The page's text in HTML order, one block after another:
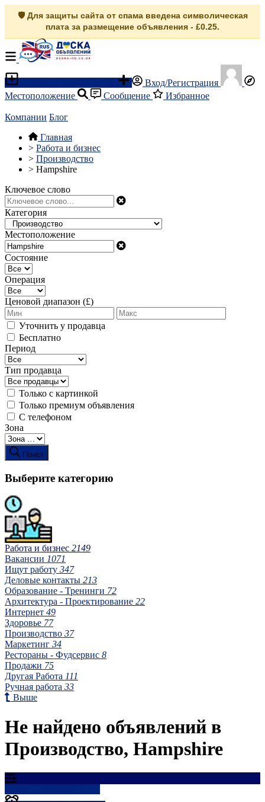
🛡️ Для защиты сайта от спама введена символическая
плата за размещение объявления - £0.25.
Вход/Регистрация
Местоположение
Сообщение Избранное
Компании Блог
Главная
> Работа и бизнес
> Производство
> Hampshire
Ключевое слово
Категория
Местоположение
Состояние
Операция
Ценовой диапазон (£)
Уточнить у продавца
Бесплатно
Период
Тип продавца
Только с картинкой
Только премиум объявления
С телефоном
Зона
Поиск
Выберите категорию
Работа и бизнес 2149
Вакансии 1071
Ищут работу 347
Деловые контакты 213
Образование - Тренинги 72
Архитектура - Проектирование 22
Интернет 49
Здоровье 77
Производство 37
Маркетинг 34
Рестораны - Фудсервис 8
Продажи 75
Другая Работа 111
Ручная работа 33
Выше
Не найдено объявлений в
Производство, Hampshire